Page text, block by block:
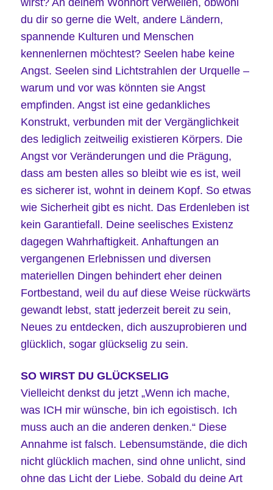
du dir so gerne die Welt, andere Ländern,
spannende Kulturen und Menschen
kennenlernen möchtest? Seelen habe keine
Angst. Seelen sind Lichtstrahlen der Urquelle –
warum und vor was könnten sie Angst
empfinden. Angst ist eine gedankliches
Konstrukt, verbunden mit der Vergänglichkeit
des lediglich zeitweilig existieren Körpers. Die
Angst vor Veränderungen und die Prägung,
dass am besten alles so bleibt wie es ist, weil
es sicherer ist, wohnt in deinem Kopf. So etwas
wie Sicherheit gibt es nicht. Das Erdenleben ist
kein Garantiefall. Deine seelisches Existenz
dagegen Wahrhaftigkeit. Anhaftungen an
vergangenen Erlebnissen und diversen
materiellen Dingen behindert eher deinen
Fortbestand, weil du auf diese Weise rückwärts
gewandt lebst, statt jederzeit bereit zu sein,
Neues zu entdecken, dich auszuprobieren und
glücklich, sogar glückselig zu sein.
SO WIRST DU GLÜCKSELIG
Vielleicht denkst du jetzt „Wenn ich mache,
was ICH mir wünsche, bin ich egoistisch. Ich
muss auch an die anderen denken.“ Diese
Annahme ist falsch. Lebensumstände, die dich
nicht glücklich machen, sind ohne unlicht, sind
ohne das Licht der Liebe. Sobald du deine Art